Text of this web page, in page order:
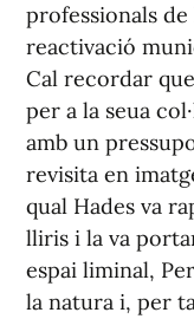
professionals
reactivació
Cal recordar
per a la seua
amb un
revisita en
qual Hades va
lliris i la va
espai liminal,
la natura i, per